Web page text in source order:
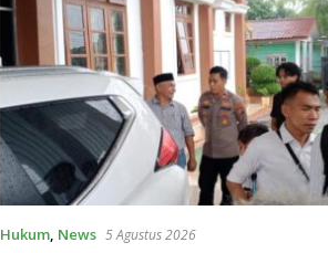
Hukum, News 5 Agustus 2026